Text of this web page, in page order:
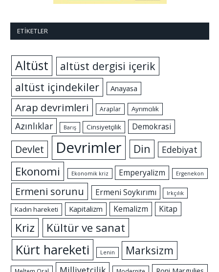
ETIKETLER
Altüst
altüst dergisi içerik
altüst içindekiler
Anayasa
Arap devrimleri Araplar Ayrımcılık
Azınlıklar Barış Cinsiyetçilik Demokrasi
Devlet Devrimler Din Edebiyat
Ekonomi Ekonomik kriz Emperyalizm Ergenekon
Ermeni sorunu Ermeni Soykırımı Irkçılık
Kadın hareketi Kapitalizm Kemalizm Kitap
Kriz Kültür ve sanat
Kürt hareketi Lenin Marksizm